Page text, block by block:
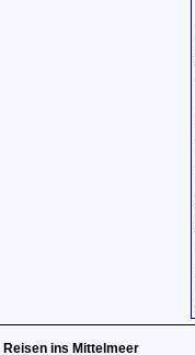
Reisen ins Mittelmeer